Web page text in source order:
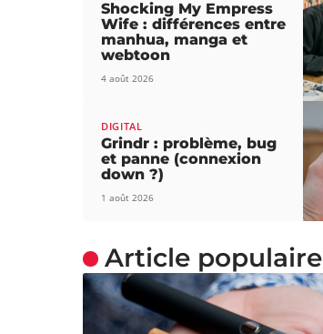
Shocking My Empress
Wife : différences entre
manhua, manga et
webtoon
4 août 2026
DIGITAL
Grindr : problème, bug
et panne (connexion
down ?)
1 août 2026
Article populaire